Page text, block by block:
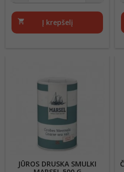
shopping_cart Į krepšelį
JŪROS DRUSKA SMULKI